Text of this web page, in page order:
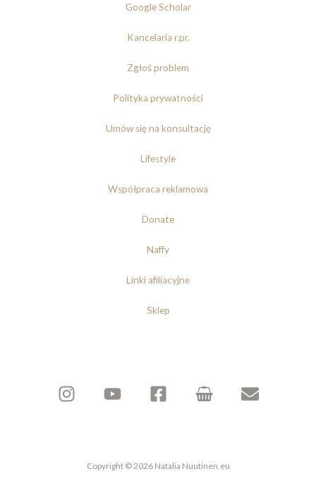
Google Scholar
Kancelaria r.pr.
Zgłoś problem
Polityka prywatności
Umów się na konsultację
Lifestyle
Współpraca reklamowa
Donate
Naffy
Linki afiliacyjne
Sklep
Copyright © 2026 Natalia Nuutinen.eu